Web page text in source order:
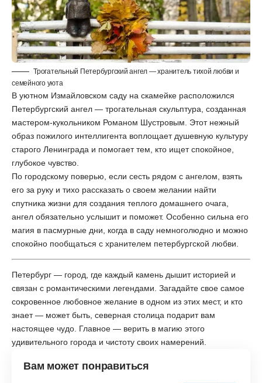
Трогательный Петербургский ангел — хранитель тихой любви и
семейного уюта
В уютном Измайловском саду на скамейке расположился
Петербургский ангел — трогательная скульптура, созданная
мастером-кукольником Романом Шустровым. Этот нежный
образ пожилого интеллигента воплощает душевную культуру
старого Ленинграда и помогает тем, кто ищет спокойное,
глубокое чувство.
По городскому поверью, если сесть рядом с ангелом, взять
его за руку и тихо рассказать о своем желании найти
спутника жизни для создания теплого домашнего очага,
ангел обязательно услышит и поможет. Особенно сильна его
магия в пасмурные дни, когда в саду немноголюдно и можно
спокойно пообщаться с хранителем петербургской любви.
Петербург — город, где каждый камень дышит историей и
связан с романтическими легендами. Загадайте свое самое
сокровенное любовное желание в одном из этих мест, и кто
знает — может быть, северная столица подарит вам
настоящее чудо. Главное — верить в магию этого
удивительного города и чистоту своих намерений.
Вам может понравиться